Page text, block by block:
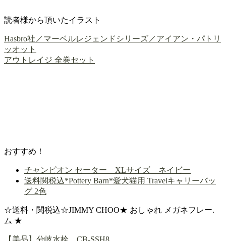
読者様から頂いたイラスト
Hasbro社／マーベルレジェンドシリーズ／アイアン・パトリ
ッオット
アウトレイジ 全巻セット
おすすめ！
チャンピオン セーター XLサイズ ネイビー
送料関税込*Pottery Barn*愛犬猫用 Travelキャリーバッ
グ 2色
☆送料・関税込☆JIMMY CHOO★ おしゃれ メガネフレー.
ム ★
【美品】分岐水栓 CB-SSH8